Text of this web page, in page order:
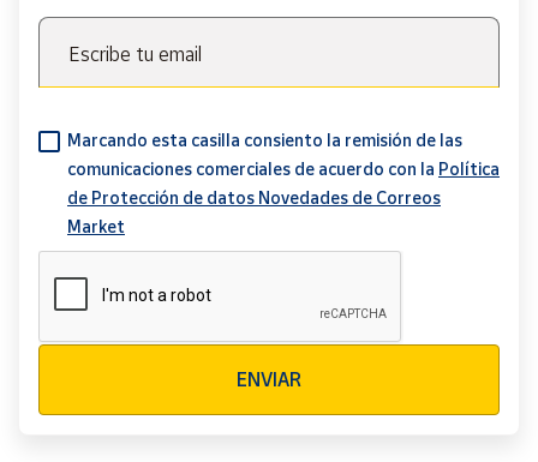
Escribe tu email
Marcando esta casilla consiento la remisión de las
comunicaciones comerciales de acuerdo con la Política
de Protección de datos Novedades de Correos
Market
ENVIAR